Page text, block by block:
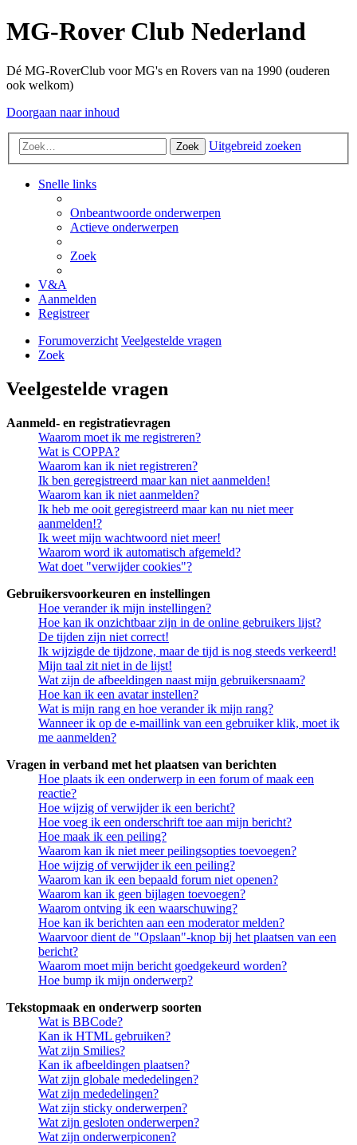
MG-Rover Club Nederland
Dé MG-RoverClub voor MG's en Rovers van na 1990 (ouderen
ook welkom)
Doorgaan naar inhoud
Zoek Uitgebreid zoeken
Snelle links
Onbeantwoorde onderwerpen
Actieve onderwerpen
Zoek
V&A
Aanmelden
Registreer
Forumoverzicht Veelgestelde vragen
Zoek
Veelgestelde vragen
Aanmeld- en registratievragen
Waarom moet ik me registreren?
Wat is COPPA?
Waarom kan ik niet registreren?
Ik ben geregistreerd maar kan niet aanmelden!
Waarom kan ik niet aanmelden?
Ik heb me ooit geregistreerd maar kan nu niet meer
aanmelden!?
Ik weet mijn wachtwoord niet meer!
Waarom word ik automatisch afgemeld?
Wat doet "verwijder cookies"?
Gebruikersvoorkeuren en instellingen
Hoe verander ik mijn instellingen?
Hoe kan ik onzichtbaar zijn in de online gebruikers lijst?
De tijden zijn niet correct!
Ik wijzigde de tijdzone, maar de tijd is nog steeds verkeerd!
Mijn taal zit niet in de lijst!
Wat zijn de afbeeldingen naast mijn gebruikersnaam?
Hoe kan ik een avatar instellen?
Wat is mijn rang en hoe verander ik mijn rang?
Wanneer ik op de e-maillink van een gebruiker klik, moet ik
me aanmelden?
Vragen in verband met het plaatsen van berichten
Hoe plaats ik een onderwerp in een forum of maak een
reactie?
Hoe wijzig of verwijder ik een bericht?
Hoe voeg ik een onderschrift toe aan mijn bericht?
Hoe maak ik een peiling?
Waarom kan ik niet meer peilingsopties toevoegen?
Hoe wijzig of verwijder ik een peiling?
Waarom kan ik een bepaald forum niet openen?
Waarom kan ik geen bijlagen toevoegen?
Waarom ontving ik een waarschuwing?
Hoe kan ik berichten aan een moderator melden?
Waarvoor dient de "Opslaan"-knop bij het plaatsen van een
bericht?
Waarom moet mijn bericht goedgekeurd worden?
Hoe bump ik mijn onderwerp?
Tekstopmaak en onderwerp soorten
Wat is BBCode?
Kan ik HTML gebruiken?
Wat zijn Smilies?
Kan ik afbeeldingen plaatsen?
Wat zijn globale mededelingen?
Wat zijn mededelingen?
Wat zijn sticky onderwerpen?
Wat zijn gesloten onderwerpen?
Wat zijn onderwerpiconen?